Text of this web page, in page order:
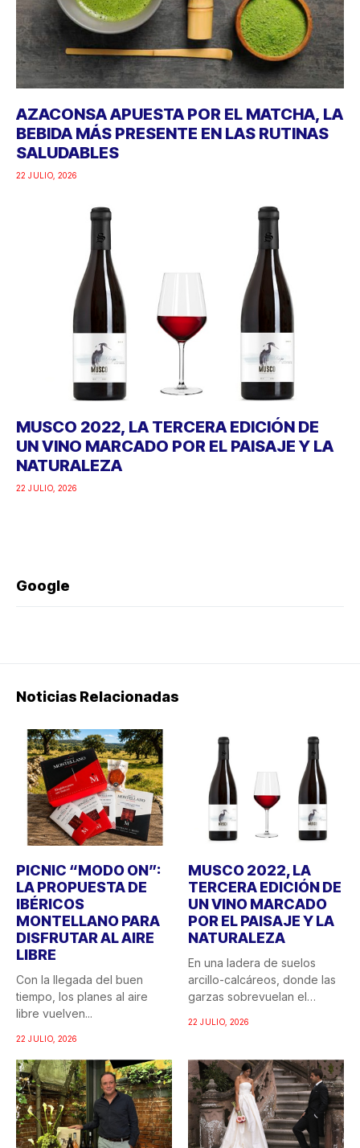
AZACONSA APUESTA POR EL MATCHA, LA
BEBIDA MÁS PRESENTE EN LAS RUTINAS
SALUDABLES
22 JULIO, 2026
MUSCO 2022, LA TERCERA EDICIÓN DE
UN VINO MARCADO POR EL PAISAJE Y LA
NATURALEZA
22 JULIO, 2026
Google
Noticias Relacionadas
PICNIC “MODO ON”:
LA PROPUESTA DE
IBÉRICOS
MONTELLANO PARA
DISFRUTAR AL AIRE
LIBRE
Con la llegada del buen
tiempo, los planes al aire
libre vuelven...
22 JULIO, 2026
MUSCO 2022, LA
TERCERA EDICIÓN DE
UN VINO MARCADO
POR EL PAISAJE Y LA
NATURALEZA
En una ladera de suelos
arcillo-calcáreos, donde las
garzas sobrevuelan el
22 JULIO, 2026